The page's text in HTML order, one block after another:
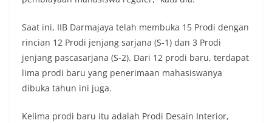
Saat ini, IIB Darmajaya telah membuka 15 Prodi dengan
rincian 12 Prodi jenjang sarjana (S-1) dan 3 Prodi
jenjang pascasarjana (S-2). Dari 12 prodi baru, terdapat
lima prodi baru yang penerimaan mahasiswanya
dibuka tahun ini juga.
Kelima prodi baru itu adalah Prodi Desain Interior,